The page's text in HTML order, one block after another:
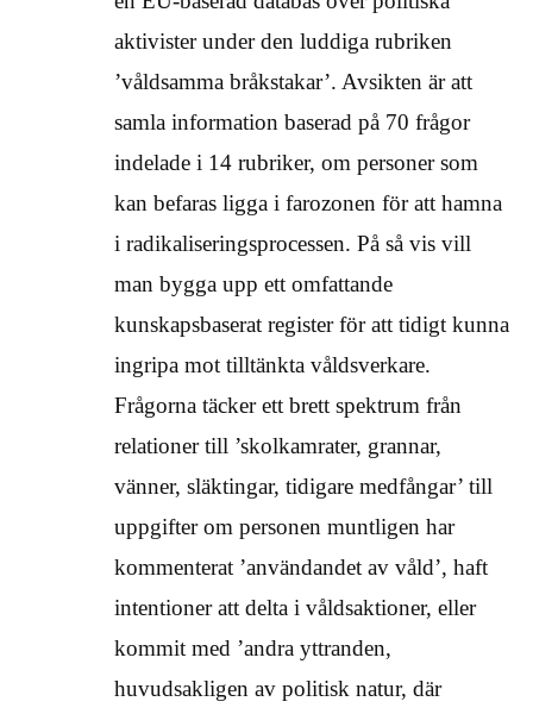
aktivister under den luddiga rubriken
’våldsamma bråkstakar’. Avsikten är att
samla information baserad på 70 frågor
indelade i 14 rubriker, om personer som
kan befaras ligga i farozonen för att hamna
i radikaliseringsprocessen. På så vis vill
man bygga upp ett omfattande
kunskapsbaserat register för att tidigt kunna
ingripa mot tilltänkta våldsverkare.
Frågorna täcker ett brett spektrum från
relationer till ’skolkamrater, grannar,
vänner, släktingar, tidigare medfångar’ till
uppgifter om personen muntligen har
kommenterat ’användandet av våld’, haft
intentioner att delta i våldsaktioner, eller
kommit med ’andra yttranden,
huvudsakligen av politisk natur, där